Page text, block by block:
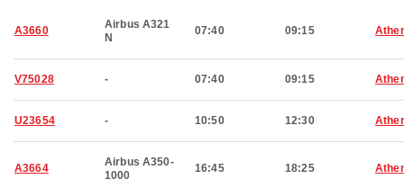
A3660
Airbus A321
N
07:40 09:15
V75028 - 07:40 09:15
U23654 - 10:50 12:30
A3664
Airbus A350-
1000
16:45 18:25